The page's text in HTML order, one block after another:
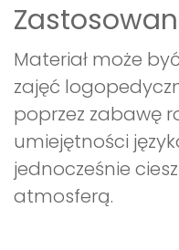
Materiał może
zajęć
poprzez zabawę
umiejętności
jednocześnie
atmosferą.